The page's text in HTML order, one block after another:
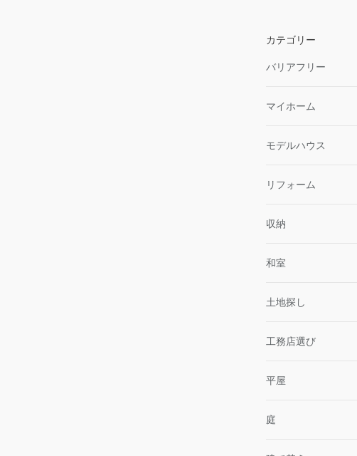
カテゴリー
バリアフリー
マイホーム
モデルハウス
リフォーム
収納
和室
土地探し
工務店選び
平屋
庭